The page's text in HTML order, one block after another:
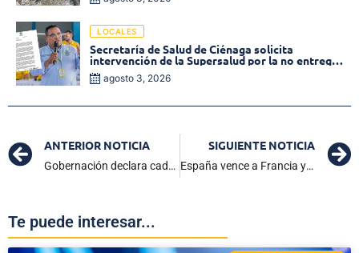
LOCALES
Secretaría de Salud de Ciénaga solicita
intervención de la Supersalud por la no entrega
de medicamentos en las EPS
agosto 3, 2026
ANTERIOR NOTICIA
Gobernación declara caducidad del contrato de placa huella en Palmor
SIGUIENTE NOTICIA
España vence a Francia y se mete en su quinta final de Eurocopa
Te puede interesar...